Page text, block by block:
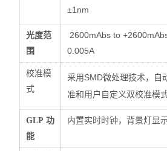
±1nm
光度范
围
2600mAbs to
0.005A
校准模
式
采用 SMD微处理技术，
自
准和用户自定义双校准模
GLP功
能
内置实时时钟，背景灯显